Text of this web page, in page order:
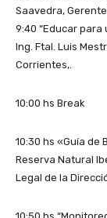
Saavedra,
9:40 “Educar
Ing. Ftal. Luis
Corrientes,.
10:00 hs Break
10:30 hs «Guía de
Reserva Natural
Legal de la